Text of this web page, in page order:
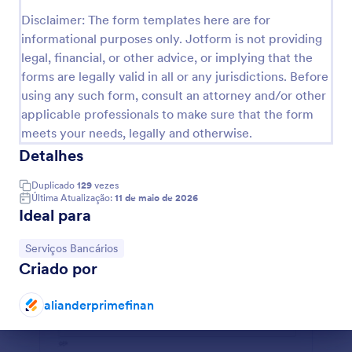
Disclaimer: The form templates here are for
informational purposes only. Jotform is not providing
legal, financial, or other advice, or implying that the
forms are legally valid in all or any jurisdictions. Before
using any such form, consult an attorney and/or other
applicable professionals to make sure that the form
meets your needs, legally and otherwise.
Detalhes
Duplicado 129 vezes
Última Atualização: 11 de maio de 2026
Ideal para
Ir para Categoria:
Serviços Bancários
Criado por
alianderprimefinan
Visualizar